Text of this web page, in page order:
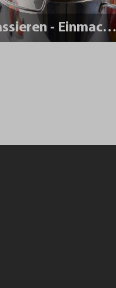
Passieren - Einmachen